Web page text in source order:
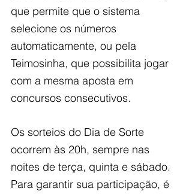
que permite que o sistema
selecione os números
automaticamente, ou pela
Teimosinha, que possibilita jogar
com a mesma aposta em
concursos consecutivos.
Os sorteios do Dia de Sorte
ocorrem às 20h, sempre nas
noites de terça, quinta e sábado.
Para garantir sua participação, é